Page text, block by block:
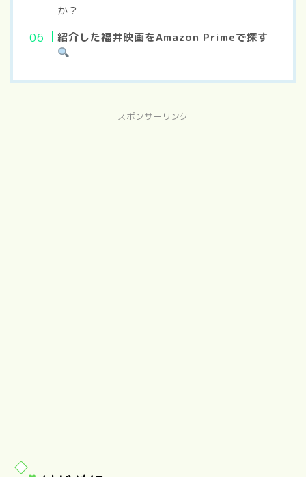
か？
紹介した福井映画をAmazon Primeで探す
スポンサーリンク